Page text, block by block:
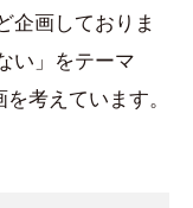
企画しておりま
い」をテーマ
考えています。